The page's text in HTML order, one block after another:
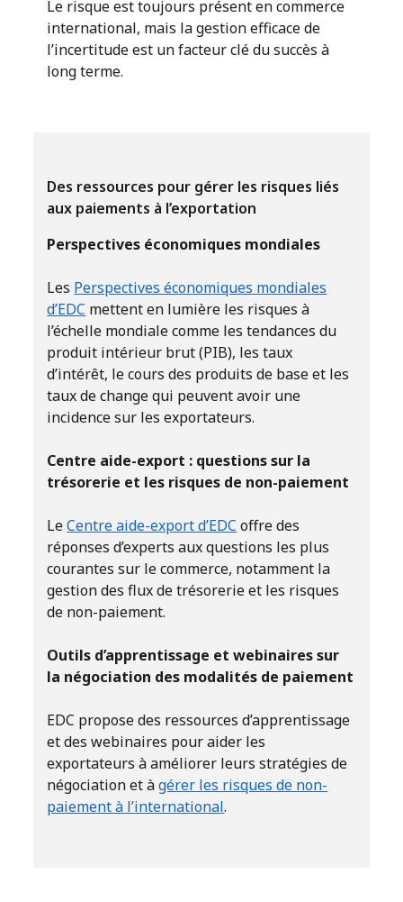
Le risque est toujours présent en commerce
international, mais la gestion efficace de
l’incertitude est un facteur clé du succès à
long terme.
Des ressources pour gérer les risques liés
aux paiements à l’exportation
Perspectives économiques mondiales
Les Perspectives économiques mondiales
d’EDC mettent en lumière les risques à
l’échelle mondiale comme les tendances du
produit intérieur brut (PIB), les taux
d’intérêt, le cours des produits de base et les
taux de change qui peuvent avoir une
incidence sur les exportateurs.
Centre aide-export : questions sur la
trésorerie et les risques de non-paiement
LeCentre aide-export d’EDC offre des
réponses d’experts aux questions les plus
courantes sur le commerce, notamment la
gestion des flux de trésorerie et les risques
de non-paiement.
Outils d’apprentissage et webinaires sur
la négociation des modalités de paiement
EDC propose des ressources d’apprentissage
et des webinaires pour aider les
exportateurs à améliorer leurs stratégies de
négociation et àgérer les risques de non-
paiement à l’international.